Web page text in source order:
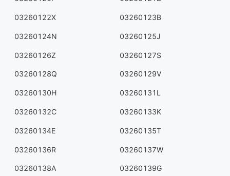
03260122X 03260123B
03260124N 03260125J
03260126Z 03260127S
03260128Q 03260129V
03260130H 03260131L
03260132C 03260133K
03260134E 03260135T
03260136R 03260137W
03260138A 03260139G